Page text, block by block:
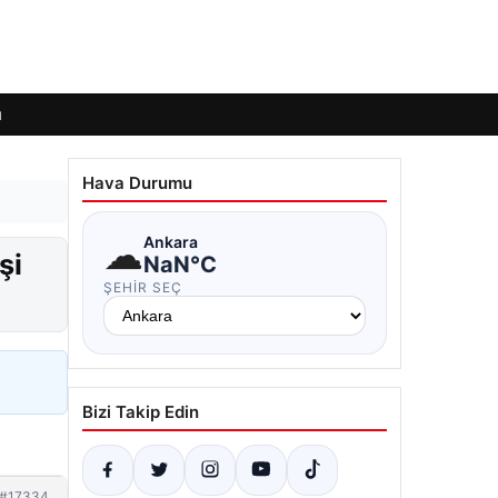
Hava Durumu
☁Ankara
NaN°C
ŞEHIR SEÇ
Bizi Takip Edin